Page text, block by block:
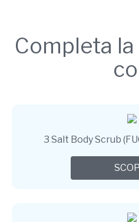
Completa
3 Salt Body Scrub